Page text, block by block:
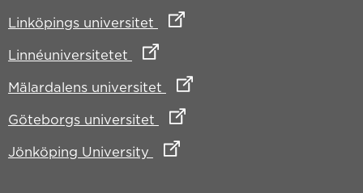
Linköpings universitet Länk till annan webbplats
Linnéuniversitetet Länk till annan webbplats
Mälardalens universitet Länk till annan webbplats
Göteborgs universitet Länk till annan webbplats
Jönköping University Länk till annan webbplats